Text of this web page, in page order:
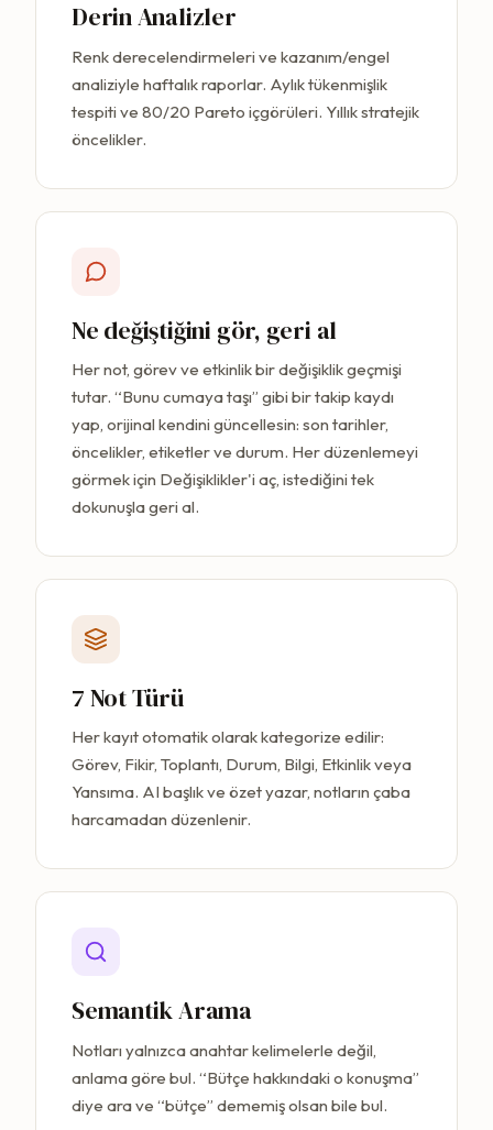
Derin Analizler
Renk derecelendirmeleri ve kazanım/engel
analiziyle haftalık raporlar. Aylık tükenmişlik
tespiti ve 80/20 Pareto içgörüleri. Yıllık stratejik
öncelikler.
Ne değiştiğini gör, geri al
Her not, görev ve etkinlik bir değişiklik geçmişi
tutar. “Bunu cumaya taşı” gibi bir takip kaydı
yap, orijinal kendini güncellesin: son tarihler,
öncelikler, etiketler ve durum. Her düzenlemeyi
görmek için Değişiklikler'i aç, istediğini tek
dokunuşla geri al.
7 Not Türü
Her kayıt otomatik olarak kategorize edilir:
Görev, Fikir, Toplantı, Durum, Bilgi, Etkinlik veya
Yansıma. AI başlık ve özet yazar, notların çaba
harcamadan düzenlenir.
Semantik Arama
Notları yalnızca anahtar kelimelerle değil,
anlama göre bul. “Bütçe hakkındaki o konuşma”
diye ara ve “bütçe” dememiş olsan bile bul.